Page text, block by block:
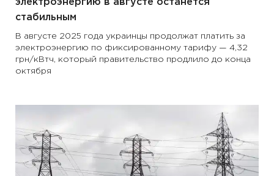
электроэнергию в августе останется
стабильным
В августе 2025 года украинцы продолжат платить за
электроэнергию по фиксированному тарифу — 4,32
грн/кВтч, который правительство продлило до конца
октября